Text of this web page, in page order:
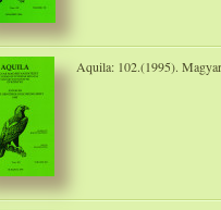
Aquila: 102.(1995).